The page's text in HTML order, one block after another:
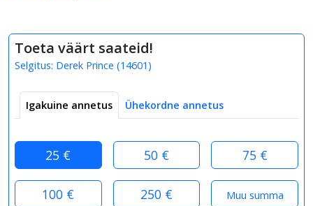
Toeta väärt saateid!
Selgitus: Derek Prince (14601 )
Igakuine annetus Ühekordne annetus
25 € 50 € 75 €
100 € 250 €